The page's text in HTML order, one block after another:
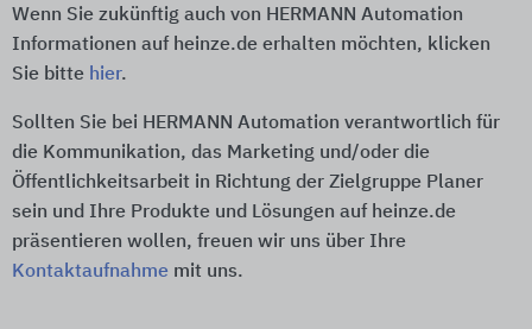
Wenn Sie zukünftig auch von HERMANN Automation
Informationen auf heinze.de erhalten möchten, klicken
Sie bitte hier.
Sollten Sie bei HERMANN Automation verantwortlich für
die Kommunikation, das Marketing und/oder die
Öffentlichkeitsarbeit in Richtung der Zielgruppe Planer
sein und Ihre Produkte und Lösungen auf heinze.de
präsentieren wollen, freuen wir uns über Ihre
Kontaktaufnahme mit uns.